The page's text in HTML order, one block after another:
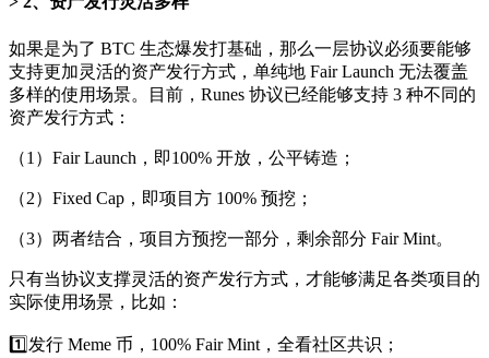
如果是为了 BTC 生态爆发打基础，那么一层协议必须要能够
支持更加灵活的资产发行方式，单纯地 Fair Launch 无法覆盖
多样的使用场景。目前，Runes 协议已经能够支持 3 种不同的
资产发行方式：
（1）Fair Launch，即100% 开放，公平铸造；
（2）Fixed Cap，即项目方 100% 预挖；
（3）两者结合，项目方预挖一部分，剩余部分 Fair Mint。
只有当协议支撑灵活的资产发行方式，才能够满足各类项目的
实际使用场景，比如：
1️⃣发行 Meme 币，100% Fair Mint，全看社区共识；